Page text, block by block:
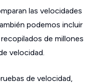
las velocidades
podemos incluir
de millones
velocidad.
de velocidad,